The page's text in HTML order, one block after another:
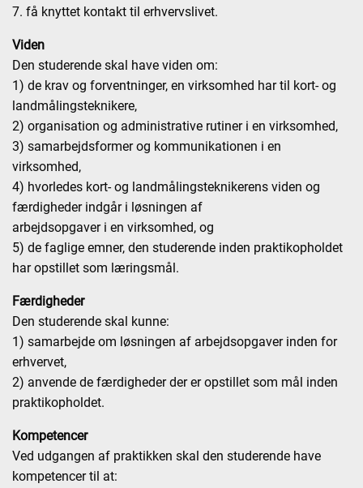
7. få knyttet kontakt til erhvervslivet.
Viden
Den studerende skal have viden om:
1) de krav og forventninger, en virksomhed har til kort- og
landmålingsteknikere,
2) organisation og administrative rutiner i en virksomhed,
3) samarbejdsformer og kommunikationen i en
virksomhed,
4) hvorledes kort- og landmålingsteknikerens viden og
færdigheder indgår i løsningen af
arbejdsopgaver i en virksomhed, og
5) de faglige emner, den studerende inden praktikopholdet
har opstillet som læringsmål.
Færdigheder
Den studerende skal kunne:
1) samarbejde om løsningen af arbejdsopgaver inden for
erhvervet,
2) anvende de færdigheder der er opstillet som mål inden
praktikopholdet.
Kompetencer
Ved udgangen af praktikken skal den studerende have
kompetencer til at: